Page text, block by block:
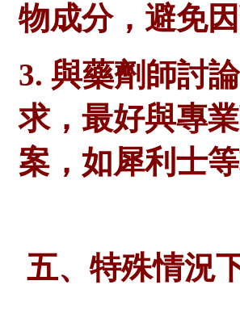
物成分，避免
3. 與藥劑師討
求，最好與專業
案，如犀利士
五、特殊情況